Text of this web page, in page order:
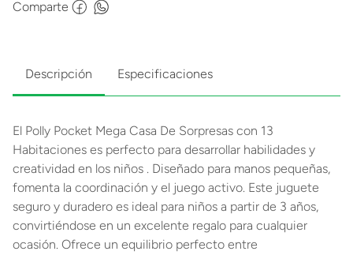
Comparte
Descripción Especificaciones
El Polly Pocket Mega Casa De Sorpresas con 13
Habitaciones es perfecto para desarrollar habilidades y
creatividad en los niños . Diseñado para manos pequeñas,
fomenta la coordinación y el juego activo. Este juguete
seguro y duradero es ideal para niños a partir de 3 años,
convirtiéndose en un excelente regalo para cualquier
ocasión. Ofrece un equilibrio perfecto entre